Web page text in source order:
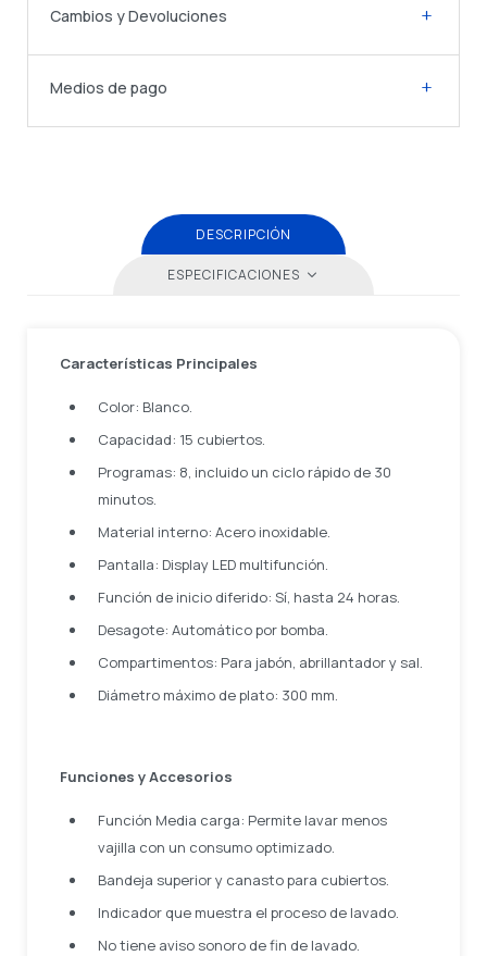
Cambios y Devoluciones
Medios de pago
DESCRIPCIÓN
ESPECIFICACIONES
Características Principales
Color: Blanco.
Capacidad: 15 cubiertos.
Programas: 8, incluido un ciclo rápido de 30
minutos.
Material interno: Acero inoxidable.
Pantalla: Display LED multifunción.
Función de inicio diferido: Sí, hasta 24 horas.
Desagote: Automático por bomba.
Compartimentos: Para jabón, abrillantador y sal.
Diámetro máximo de plato: 300 mm.
Funciones y Accesorios
Función Media carga: Permite lavar menos
vajilla con un consumo optimizado.
Bandeja superior y canasto para cubiertos.
Indicador que muestra el proceso de lavado.
No tiene aviso sonoro de fin de lavado.